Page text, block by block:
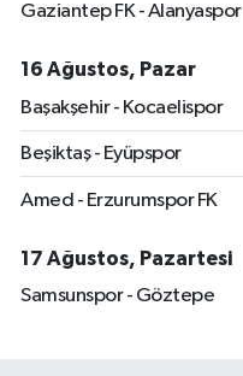
Gaziantep FK - Alanyaspor
16 Ağustos, Pazar
Başakşehir - Kocaelispor
Beşiktaş - Eyüpspor
Amed - Erzurumspor FK
17 Ağustos, Pazartesi
Samsunspor - Göztepe